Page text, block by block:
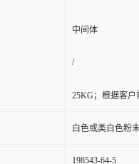
中间体
/
25KG；根据客户
白色或类白色粉
198543-64-5